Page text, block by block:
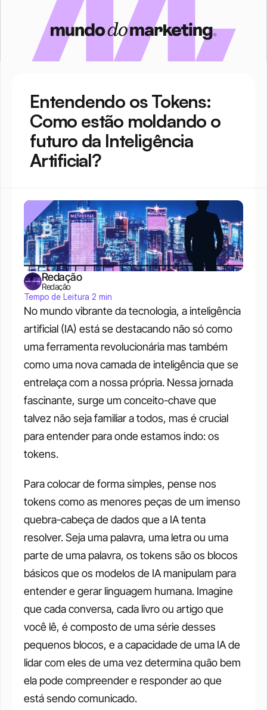
Entendendo os Tokens:
Como estão moldando o
futuro da Inteligência
Artificial?
No mundo vibrante da tecnologia, a inteligência
artificial (IA) está se destacando não só como
uma ferramenta revolucionária mas também
como uma nova camada de inteligência que se
entrelaça com a nossa própria. Nessa jornada
fascinante, surge um conceito-chave que
talvez não seja familiar a todos, mas é crucial
para entender para onde estamos indo: os
tokens.
Para colocar de forma simples, pense nos
tokens como as menores peças de um imenso
quebra-cabeça de dados que a IA tenta
resolver. Seja uma palavra, uma letra ou uma
parte de uma palavra, os tokens são os blocos
básicos que os modelos de IA manipulam para
entender e gerar linguagem humana. Imagine
que cada conversa, cada livro ou artigo que
você lê, é composto de uma série desses
pequenos blocos, e a capacidade de uma IA de
lidar com eles de uma vez determina quão bem
ela pode compreender e responder ao que
está sendo comunicado.
Redação
Redação
Tempo de Leitura 2 min